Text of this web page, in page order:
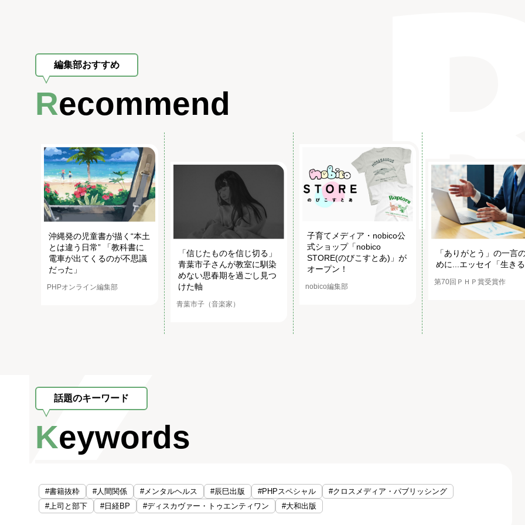
編集部おすすめ
Recommend
沖縄発の児童書が描く“本土
とは違う日常” 「教科書に
電車が出てくるのが不思議
だった」
PHPオンライン編集部
「信じたものを信じ切る」
青葉市子さんが教室に馴染
めない思春期を過ごし見つ
けた軸
青葉市子（音楽家）
子育てメディア・nobico公
式ショップ「nobico
STORE(のびこすとあ)」が
オープン！
nobico編集部
「ありがとう」の一言
めに...エッセイ「生き
第70回ＰＨＰ賞受賞作
話題のキーワード
Keywords
#書籍抜粋 #人間関係 #メンタルヘルス #辰巳出版 #PHPスペシャル
#クロスメディア・パブリッシング
#上司と部下
#日経BP #ディスカヴァー・トゥエンティワン #大和出版